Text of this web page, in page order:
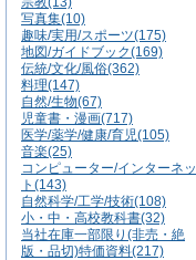
写真集(10)
趣味/実用/スポーツ(175)
地図/ガイドブック(169)
伝統/文化/風俗(362)
料理(147)
自然/生物(67)
児童書・漫画(717)
医学/薬学/健康/育児(105)
音楽(25)
コンピューター/インターネッ
ト(143)
自然科学/工学/技術(108)
小・中・高校教科書(32)
当社在庫一部限り(非売・絶
版・品切)特価資料(217)